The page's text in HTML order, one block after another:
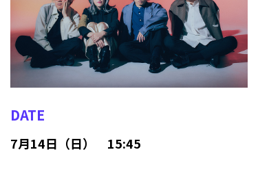
DATE
7月14日（日） 15:45